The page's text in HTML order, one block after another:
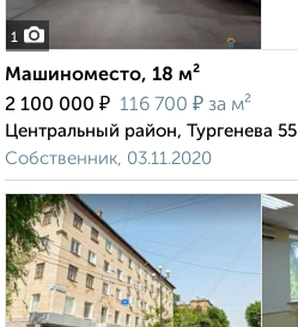
1
Машиноместо, 18 м²
2 100 000 ₽ 116 700 ₽ за м²
Центральный район, Тургенева 55
Собственник, 03.11.2020